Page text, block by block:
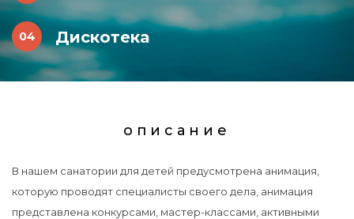
Дискотека
описание
В нашем санатории для детей предусмотрена анимация,
которую проводят специалисты своего дела, анимация
представлена конкурсами, мастер-классами, активными